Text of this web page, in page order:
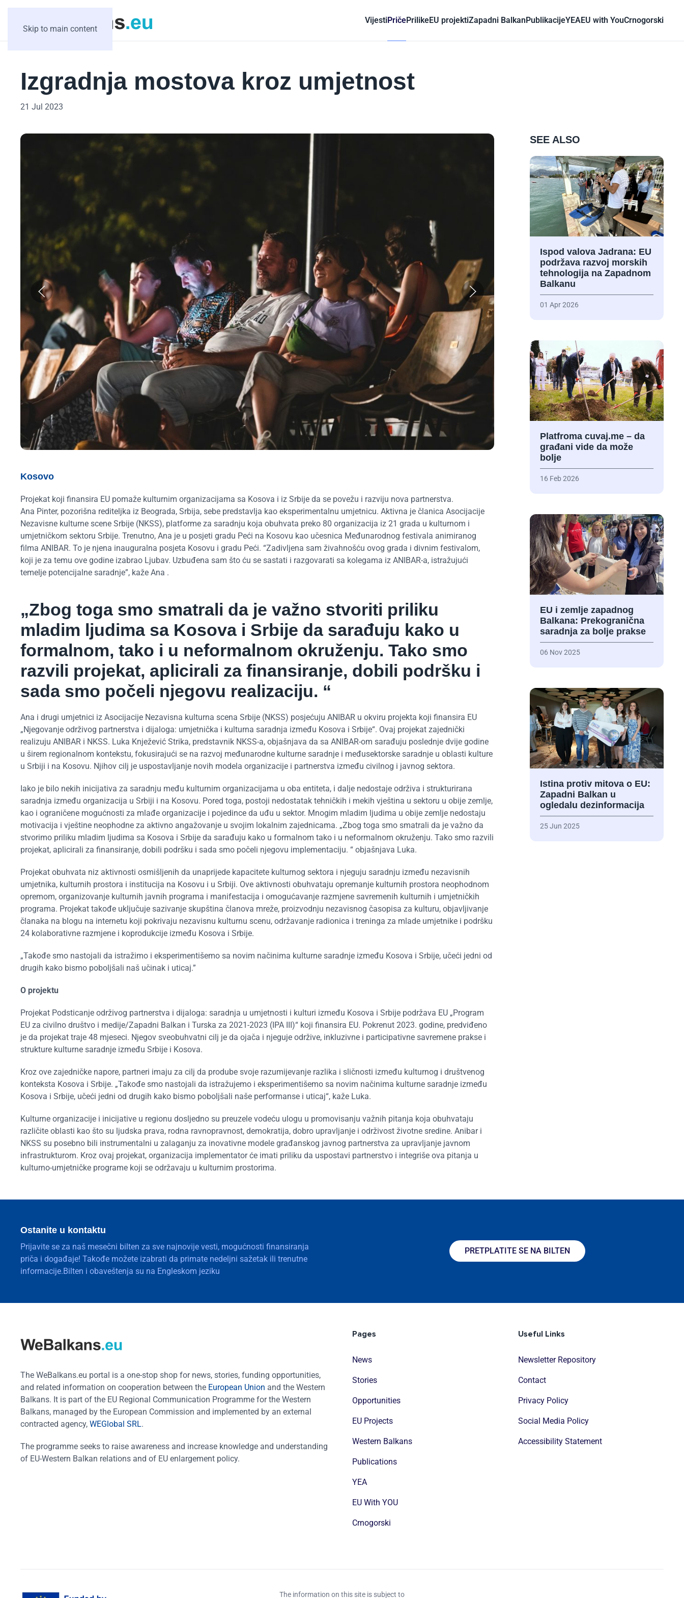
Skip to main content
VijestiPričePrilikeEU projektiZapadni BalkanPublikacijeYEAEU with YouCrnogorski
Izgradnja mostova kroz umjetnost
21 Jul 2023
Kosovo
Projekat koji finansira EU pomaže kulturnim organizacijama sa Kosova i iz Srbije da se povežu i razviju nova partnerstva.
Ana Pinter, pozorišna rediteljka iz Beograda, Srbija, sebe predstavlja kao eksperimentalnu umjetnicu. Aktivna je članica Asocijacije
Nezavisne kulturne scene Srbije (NKSS), platforme za saradnju koja obuhvata preko 80 organizacija iz 21 grada u kulturnom i
umjetničkom sektoru Srbije. Trenutno, Ana je u posjeti gradu Peći na Kosovu kao učesnica Međunarodnog festivala animiranog
filma ANIBAR. To je njena inauguralna posjeta Kosovu i gradu Peći. “Zadivljena sam živahnošću ovog grada i divnim festivalom,
koji je za temu ove godine izabrao Ljubav. Uzbuđena sam što ću se sastati i razgovarati sa kolegama iz ANIBAR-a, istražujući
temelje potencijalne saradnje”, kaže Ana .
„Zbog toga smo smatrali da je važno stvoriti priliku
mladim ljudima sa Kosova i Srbije da sarađuju kako u
formalnom, tako i u neformalnom okruženju. Tako smo
razvili projekat, aplicirali za finansiranje, dobili podršku i
sada smo počeli njegovu realizaciju. “
Ana i drugi umjetnici iz Asocijacije Nezavisna kulturna scena Srbije (NKSS) posjećuju ANIBAR u okviru projekta koji finansira EU
„Njegovanje održivog partnerstva i dijaloga: umjetnička i kulturna saradnja između Kosova i Srbije“. Ovaj projekat zajednički
realizuju ANIBAR i NKSS. Luka Knježević Strika, predstavnik NKSS-a, objašnjava da sa ANIBAR-om sarađuju poslednje dvije godine
u širem regionalnom kontekstu, fokusirajući se na razvoj međunarodne kulturne saradnje i međusektorske saradnje u oblasti kulture
u Srbiji i na Kosovu. Njihov cilj je uspostavljanje novih modela organizacije i partnerstva između civilnog i javnog sektora.
Iako je bilo nekih inicijativa za saradnju među kulturnim organizacijama u oba entiteta, i dalje nedostaje održiva i strukturirana
saradnja između organizacija u Srbiji i na Kosovu. Pored toga, postoji nedostatak tehničkih i mekih vještina u sektoru u obije zemlje,
kao i ograničene mogućnosti za mlađe organizacije i pojedince da uđu u sektor. Mnogim mladim ljudima u obije zemlje nedostaju
motivacija i vještine neophodne za aktivno angažovanje u svojim lokalnim zajednicama. „Zbog toga smo smatrali da je važno da
stvorimo priliku mladim ljudima sa Kosova i Srbije da sarađuju kako u formalnom tako i u neformalnom okruženju. Tako smo razvili
projekat, aplicirali za finansiranje, dobili podršku i sada smo počeli njegovu implementaciju. “ objašnjava Luka.
Projekat obuhvata niz aktivnosti osmišljenih da unaprijede kapacitete kulturnog sektora i njeguju saradnju između nezavisnih
umjetnika, kulturnih prostora i institucija na Kosovu i u Srbiji. Ove aktivnosti obuhvataju opremanje kulturnih prostora neophodnom
opremom, organizovanje kulturnih javnih programa i manifestacija i omogućavanje razmjene savremenih kulturnih i umjetničkih
programa. Projekat takođe uključuje sazivanje skupština članova mreže, proizvodnju nezavisnog časopisa za kulturu, objavljivanje
članaka na blogu na internetu koji pokrivaju nezavisnu kulturnu scenu, održavanje radionica i treninga za mlade umjetnike i podršku
24 kolaborativne razmjene i koprodukcije između Kosova i Srbije.
„Takođe smo nastojali da istražimo i eksperimentišemo sa novim načinima kulturne saradnje između Kosova i Srbije, učeći jedni od
drugih kako bismo poboljšali naš učinak i uticaj.”
O projektu
Projekat Podsticanje održivog partnerstva i dijaloga: saradnja u umjetnosti i kulturi između Kosova i Srbije podržava EU „Program
EU za civilno društvo i medije/Zapadni Balkan i Turska za 2021-2023 (IPA III)“ koji finansira EU. Pokrenut 2023. godine, predviđeno
je da projekat traje 48 mjeseci. Njegov sveobuhvatni cilj je da ojača i njeguje održive, inkluzivne i participativne savremene prakse i
strukture kulturne saradnje između Srbije i Kosova.
Kroz ove zajedničke napore, partneri imaju za cilj da prodube svoje razumijevanje razlika i sličnosti između kulturnog i društvenog
konteksta Kosova i Srbije. „Takođe smo nastojali da istražujemo i eksperimentišemo sa novim načinima kulturne saradnje između
Kosova i Srbije, učeći jedni od drugih kako bismo poboljšali naše performanse i uticaj“, kaže Luka.
Kulturne organizacije i inicijative u regionu dosljedno su preuzele vodeću ulogu u promovisanju važnih pitanja koja obuhvataju
različite oblasti kao što su ljudska prava, rodna ravnopravnost, demokratija, dobro upravljanje i održivost životne sredine. Anibar i
NKSS su posebno bili instrumentalni u zalaganju za inovativne modele građanskog javnog partnerstva za upravljanje javnom
infrastrukturom. Kroz ovaj projekat, organizacija implementator će imati priliku da uspostavi partnerstvo i integriše ova pitanja u
kulturno-umjetničke programe koji se održavaju u kulturnim prostorima.
SEE ALSO
Ispod valova Jadrana: EU
podržava razvoj morskih
tehnologija na Zapadnom
Balkanu
01 Apr 2026
Platfroma cuvaj.me – da
građani vide da može
bolje
16 Feb 2026
EU i zemlje zapadnog
Balkana: Prekogranična
saradnja za bolje prakse
06 Nov 2025
Istina protiv mitova o EU:
Zapadni Balkan u
ogledalu dezinformacija
25 Jun 2025
Ostanite u kontaktu
Prijavite se za naš mesečni bilten za sve najnovije vesti, mogućnosti finansiranja
priča i događaje! Takođe možete izabrati da primate nedeljni sažetak ili trenutne
informacije.Bilten i obaveštenja su na Engleskom jeziku
PRETPLATITE SE NA BILTEN
The WeBalkans.eu portal is a one-stop shop for news, stories, funding opportunities,
and related information on cooperation between the European Union and the Western
Balkans. It is part of the EU Regional Communication Programme for the Western
Balkans, managed by the European Commission and implemented by an external
contracted agency, WEGlobal SRL.
The programme seeks to raise awareness and increase knowledge and understanding
of EU-Western Balkan relations and of EU enlargement policy.
Pages
News
Stories
Opportunities
EU Projects
Western Balkans
Publications
YEA
EU With YOU
Crnogorski
Useful Links
Newsletter Repository
Contact
Privacy Policy
Social Media Policy
Accessibility Statement
The information on this site is subject to